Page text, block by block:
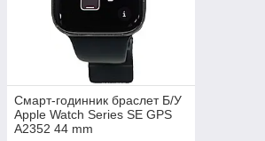
Смарт-годинник браслет Б/У
Apple Watch Series SE GPS
A2352 44 mm